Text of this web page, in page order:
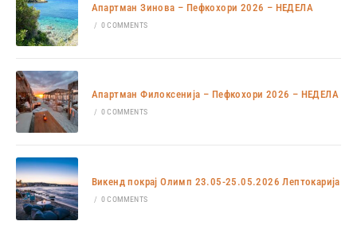
Апартман Зинова – Пефкохори 2026 – НЕДЕЛА
/ 0 COMMENTS
Апартман Филоксенија – Пефкохори 2026 – НЕДЕЛА
/ 0 COMMENTS
Викенд покрај Олимп 23.05-25.05.2026 Лептокарија
/ 0 COMMENTS